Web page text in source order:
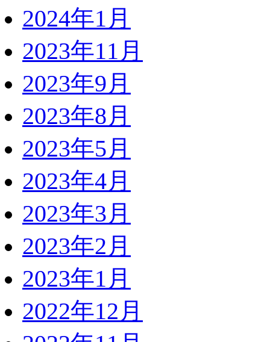
2024年1月
2023年11月
2023年9月
2023年8月
2023年5月
2023年4月
2023年3月
2023年2月
2023年1月
2022年12月